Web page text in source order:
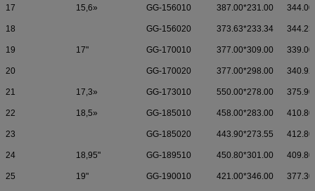
17 15,6» GG-156010 387.00*231.00
18 GG-156020 373.63*233.34
19 17" GG-170010 377.00*309.00
20 GG-170020 377.00*298.00
21 17,3» GG-173010 550.00*278.00
22 18,5» GG-185010 458.00*283.00
23 GG-185020 443.90*273.55
24 18,95" GG-189510 450.80*301.00
25 19" GG-190010 421.00*346.00